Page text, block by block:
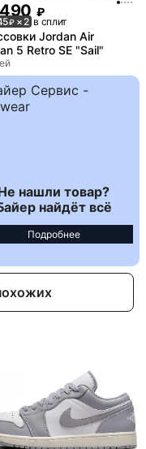
₽
₽ × 2 в сплит
Jordan Air
5 Retro SE "Sail"
нашли товар?
найдёт всё
Подробнее